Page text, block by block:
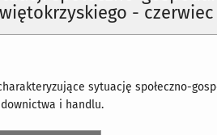
- czerwiec
sytuację społeczno-
i handlu.